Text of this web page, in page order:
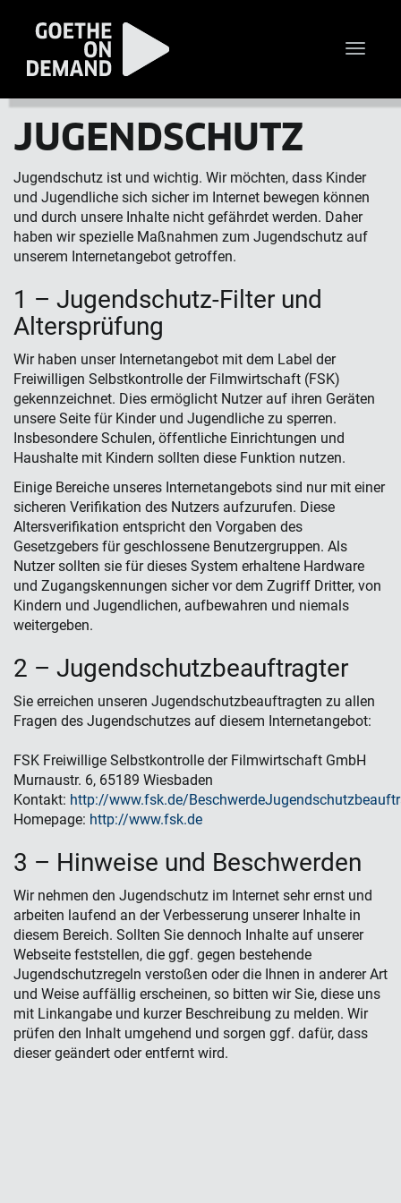
Toggle
JUGEND­SCHUTZ
Jugendschutz ist und wichtig. Wir möchten, dass Kinder
und Jugendliche sich sicher im Internet bewegen können
und durch unsere Inhalte nicht gefährdet werden. Daher
haben wir spezielle Maßnahmen zum Jugendschutz auf
unserem Internetangebot getroffen.
1 – Jugendschutz-Filter und
Altersprüfung
Wir haben unser Internetangebot mit dem Label der
Freiwilligen Selbstkontrolle der Filmwirtschaft (FSK)
gekennzeichnet. Dies ermöglicht Nutzer auf ihren Geräten
unsere Seite für Kinder und Jugendliche zu sperren.
Insbesondere Schulen, öffentliche Einrichtungen und
Haushalte mit Kindern sollten diese Funktion nutzen.
Einige Bereiche unseres Internetangebots sind nur mit einer
sicheren Verifikation des Nutzers aufzurufen. Diese
Altersverifikation entspricht den Vorgaben des
Gesetzgebers für geschlossene Benutzergruppen. Als
Nutzer sollten sie für dieses System erhaltene Hardware
und Zugangskennungen sicher vor dem Zugriff Dritter, von
Kindern und Jugendlichen, aufbewahren und niemals
weitergeben.
2 – Jugendschutzbeauftragter
Sie erreichen unseren Jugendschutzbeauftragten zu allen
Fragen des Jugendschutzes auf diesem Internetangebot:
FSK Freiwillige Selbstkontrolle der Filmwirtschaft GmbH
Murnaustr. 6, 65189 Wiesbaden
Kontakt: http://www.fsk.de/
Homepage: http://www.fsk.de
3 – Hinweise und Beschwerden
Wir nehmen den Jugendschutz im Internet sehr ernst und
arbeiten laufend an der Verbesserung unserer Inhalte in
diesem Bereich. Sollten Sie dennoch Inhalte auf unserer
Webseite feststellen, die ggf. gegen bestehende
Jugendschutzregeln verstoßen oder die Ihnen in anderer Art
und Weise auffällig erscheinen, so bitten wir Sie, diese uns
mit Linkangabe und kurzer Beschreibung zu melden. Wir
prüfen den Inhalt umgehend und sorgen ggf. dafür, dass
dieser geändert oder entfernt wird.